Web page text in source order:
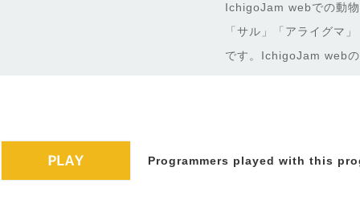
IchigoJam webでの動
「サル」「アライグマ
です。IchigoJam web
Programmers played with this